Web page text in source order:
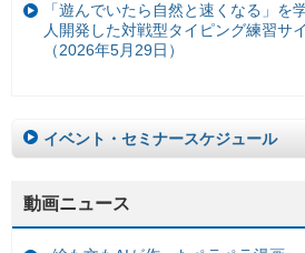
「遊んでいたら自然と速くなる」を
人開発した対戦型タイピング練習サ
（2026年5月29日）
イベント・セミナースケジュール
動画ニュース